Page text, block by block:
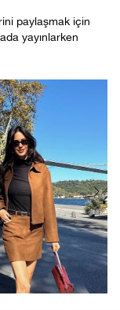
paylaşmak için
yayınlarken